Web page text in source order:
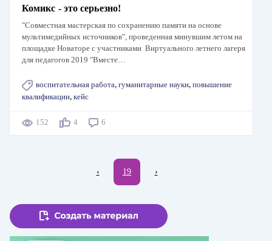
Комикс - это серьезно!
"Совместная мастерская по сохранению памяти на основе
мультимедийных источников", проведенная минувшим летом на
площадке Новаторе с участниками Виртуального летнего лагеря
для педагогов 2019 "Вместе…
воспитательная работа, гуманитарные науки, повышение
квалификации, кейс
152 4 6
←
‹ Текущая
19 Следующая
›